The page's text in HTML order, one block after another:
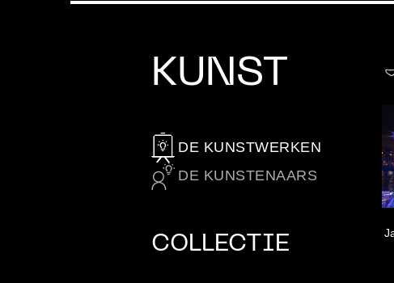
Varen
Wandelen
KUNST
DE KUNSTWERKEN
DE KUNSTENAARS
COLLECTIE